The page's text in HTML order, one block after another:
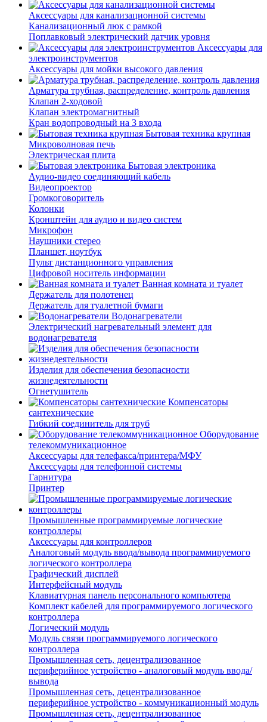
Аксессуары для канализационной системы
Канализационный люк с рамкой
Поплавковый электрический датчик уровня
Аксессуары для
электроинструментов
Аксессуары для мойки высокого давления
Арматура трубная, распределение, контроль давления
Клапан 2-ходовой
Клапан электромагнитный
Кран водопроводный на 3 входа
Бытовая техника крупная
Микроволновая печь
Электрическая плита
Бытовая электроника
Аудио-видео соединяющий кабель
Видеопроектор
Громкоговоритель
Колонки
Кронштейн для аудио и видео систем
Микрофон
Наушники стерео
Планшет, ноутбук
Пульт дистанционного управления
Цифровой носитель информации
Ванная комната и туалет
Держатель для полотенец
Держатель для туалетной бумаги
Водонагреватели
Электрический нагревательный элемент для
водонагревателя
Изделия для обеспечения безопасности
жизнедеятельности
Огнетушитель
Компенсаторы
сантехнические
Гибкий соединитель для труб
Оборудование
телекоммуникационное
Аксессуары для телефакса/принтера/МФУ
Аксессуары для телефонной системы
Гарнитура
Принтер
Промышленные программируемые логические
контроллеры
Аксессуары для контроллеров
Аналоговый модуль ввода/вывода программируемого
логического контроллера
Графический дисплей
Интерфейсный модуль
Клавиатурная панель персонального компьютера
Комплект кабелей для программируемого логического
контроллера
Логический модуль
Модуль связи программируемого логического
контроллера
Промышленная сеть, децентрализованное
периферийное устройство - аналоговый модуль ввода/
вывода
Промышленная сеть, децентрализованное
периферийное устройство - коммуникационный модуль
Промышленная сеть, децентрализованное